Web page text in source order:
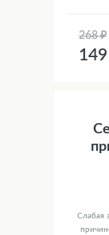
268 ₽
Слабая